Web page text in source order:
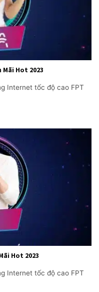
Mãi Hot 2023
Internet tốc độ cao FPT
Hot 2023
Internet tốc độ cao FPT